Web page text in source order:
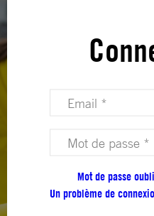
Votre adresse email
Votre mot de passe
Mot de passe
Un problème de